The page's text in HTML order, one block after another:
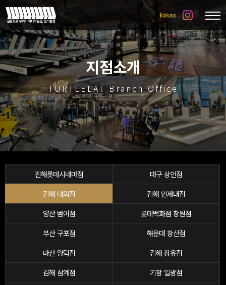
지점소개
TURTLELAT Branch Office
진해롯데시네마점
대구 상인점
김해 내외점
김해 인제대점
양산 범어점
롯데백화점 창원점
부산 구포점
해운대 장산점
마산 양덕점
김해 장유점
김해 삼계점
기장 일광점